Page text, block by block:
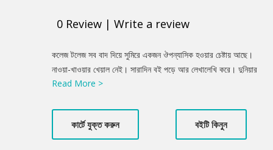
0 Review | Write a review
Product
Summery
কলেজ টলেজ সব বাদ দিয়ে সুমিরে একজন ঔপন্যাসিক হওয়ার চেষ্টায় আছে।
নাওয়া-খাওয়ার খেয়াল নেই। সারাদিন বই পড়ে আর লেখালেখি করে। দুনিয়ার
সাথে ওর একমাত্র যোগাযোগ হলো- মাঝরাতে একমাত্র বন্ধুকে ফোন দিয়ে
বড় একজন বিবাহিতা নারীর। অমনি তার জীবনটা বদলে গেল। প্রেমিকাকে
চাইলে লেখালেখি হয় না, লেখালেখি চাইলে প্রেম বাদ দিতে হবে। সুমিরে শেষ
পর্যন্ত কোনটা বেছে নিল? ওর সিদ্ধান্ত কি শেষ পর্যন্ত কাল হয়ে দাঁড়াল?
Read More >
কার্টে যুক্ত করুন বইটি কিনুন